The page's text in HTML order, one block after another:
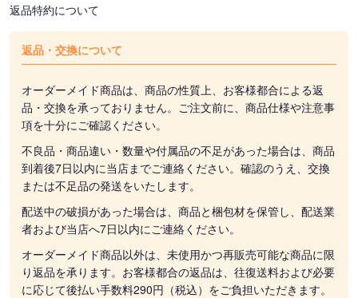
返品特約について
返品・交換について
オーダーメイド商品は、商品の性質上、お客様都合による返
品・交換を承っておりません。ご注文前に、商品仕様や注意事
項を十分にご確認ください。
不良品・商品違い・数量や付属品の不足があった場合は、商品
到着後7日以内に当店までご連絡ください。確認のうえ、交換
または不足品の発送をいたします。
配送中の破損があった場合は、商品と梱包材を保管し、配送業
者および当店へ7日以内にご連絡ください。
オーダーメイド商品以外は、未使用かつ再販売可能な商品に限
り返品を承ります。お客様都合の返品は、往復送料および必要
に応じて後払い手数料290円（税込）をご負担いただきます。